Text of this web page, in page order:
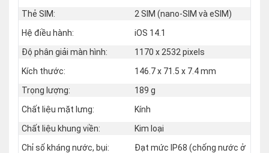
Thẻ SIM:
2 SIM (nano‑SIM và eSIM)
Hệ điều hành:
iOS 14.1
Độ phân giải màn hình:
1170 x 2532 pixels
Kích thước:
146.7 x 71.5 x 7.4 mm
Trọng lượng:
189 g
Chất liệu mặt lưng:
Kính
Chất liệu khung viền:
Kim loại
Chỉ số kháng nước, bụi:
Đạt mức IP68 (chống nước ở